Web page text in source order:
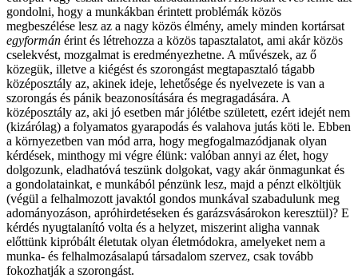
gondolni, hogy a munkákban érintett problémák közös
megbeszélése lesz az a nagy közös élmény, amely minden kortársat
egyformán érint és létrehozza a közös tapasztalatot, ami akár közös
cselekvést, mozgalmat is eredményezhetne. A művészek, az ő
közegük, illetve a kiégést és szorongást megtapasztaló tágabb
középosztály az, akinek ideje, lehetősége és nyelvezete is van a
szorongás és pánik beazonosítására és megragadására. A
középosztály az, aki jó esetben már jólétbe született, ezért idejét nem
(kizárólag) a folyamatos gyarapodás és valahova jutás köti le. Ebben
a környezetben van mód arra, hogy megfogalmazódjanak olyan
kérdések, minthogy mi végre élünk: valóban annyi az élet, hogy
dolgozunk, eladhatóvá teszünk dolgokat, vagy akár önmagunkat és
a gondolatainkat, e munkából pénzünk lesz, majd a pénzt elköltjük
(végül a felhalmozott javaktól gondos munkával szabadulunk meg
adományozáson, apróhirdetéseken és garázsvásárokon keresztül)? E
kérdés nyugtalanító volta és a helyzet, miszerint aligha vannak
előttünk kipróbált életutak olyan életmódokra, amelyeket nem a
munka- és felhalmozásalapú társadalom szervez, csak tovább
fokozhatják a szorongást.